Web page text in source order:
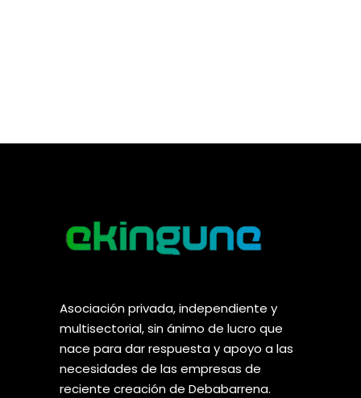
Asociación privada, independiente y
multisectorial, sin ánimo de lucro que
nace para dar respuesta y apoyo a las
necesidades de las empresas de
reciente creación de Debabarrena.